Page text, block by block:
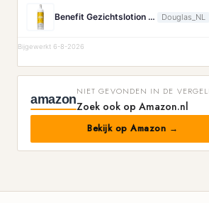
Benefit Gezichtslotion The POREfessional Gezichtstoner Unisex 133ml Douglas_NL
Bijgewerkt 6-8-2026
amazon
NIET GEVONDEN IN DE
Zoek ook op Amazon.nl
Bekijk op Amazon →